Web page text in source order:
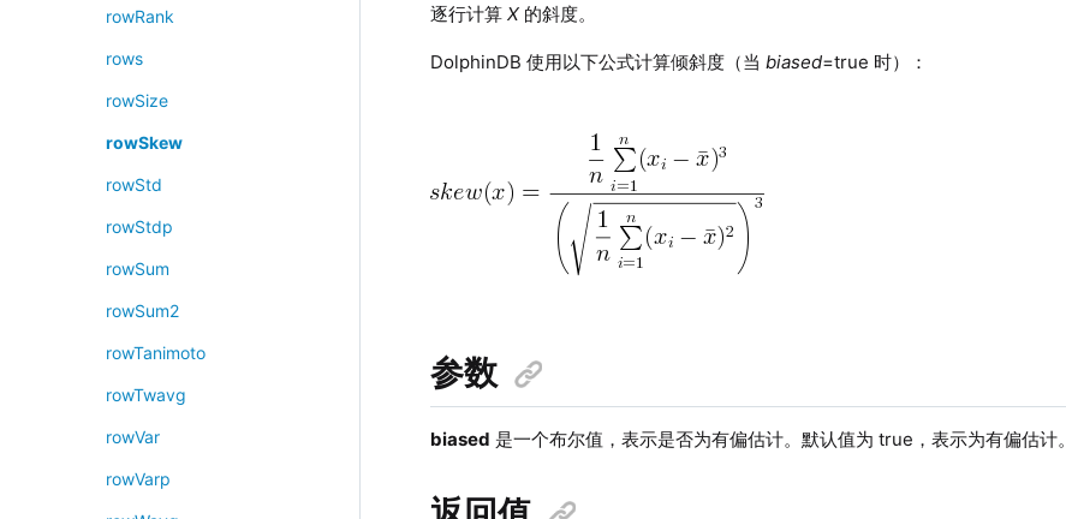
rowRank
rows
rowSize
rowSkew
rowStd
rowStdp
rowSum
rowSum2
rowTanimoto
rowTwavg
rowVar
rowVarp
逐行计算X 的斜度。
DolphinDB 使用以下公式计算倾斜度（当biased=true 时）：
参数
biased 是一个布尔值，表示是否为有偏估计。默认值为 true，表示为有偏估计。